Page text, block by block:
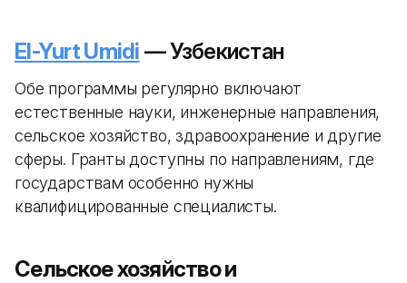
El-Yurt Umidi — Узбекистан
Обе программы регулярно включают
естественные науки, инженерные направления,
сельское хозяйство, здравоохранение и другие
сферы. Гранты доступны по направлениям, где
государствам особенно нужны
квалифицированные специалисты.
Сельское хозяйство и